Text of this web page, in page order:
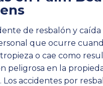
de resbalón y
que ocurre
o cae como
peligrosa en la
Los accidentes por